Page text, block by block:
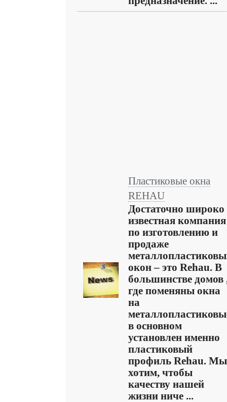
Пластиковые окна
REHAU
Достаточно широко
известная компания
по изготовлению и
продаже
окон – это Rehau. В
большинстве домов
где поменяны окна
на
в основном
установлен именно
пластиковый
профиль Rehau. Мы
хотим, чтобы
качеству нашей
жизни ниче ...